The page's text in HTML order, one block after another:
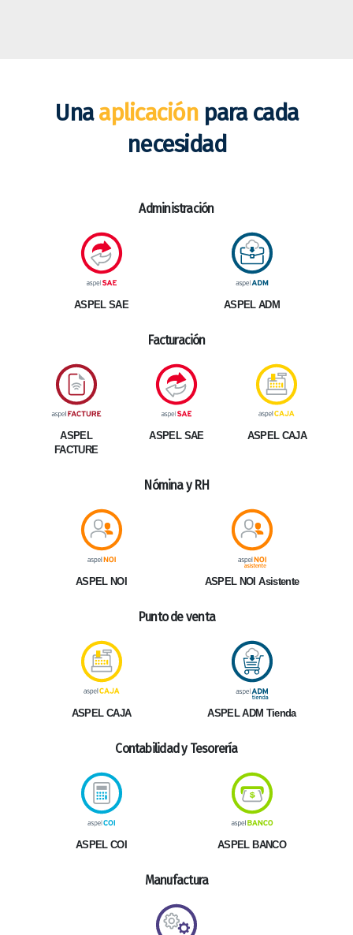
Unaaplicaciónpara cada
necesidad
Administración
ASPEL SAE ASPEL ADM
Facturación
ASPEL
FACTURE
ASPEL SAE ASPEL CAJA
Nómina y RH
ASPEL NOI ASPEL NOI Asistente
Punto de venta
ASPEL CAJA ASPEL ADM Tienda
Contabilidad y Tesorería
ASPEL COI ASPEL BANCO
Manufactura